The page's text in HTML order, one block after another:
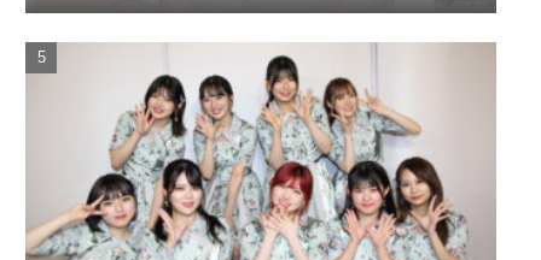
頑張りました」